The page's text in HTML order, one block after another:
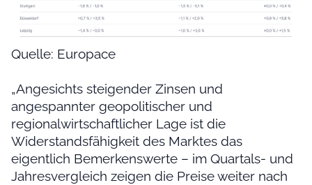
Quelle: Europace
„Angesichts steigender Zinsen und
angespannter geopolitischer und
regionalwirtschaftlicher Lage ist die
Widerstandsfähigkeit des Marktes das
eigentlich Bemerkenswerte – im Quartals- und
Jahresvergleich zeigen die Preise weiter nach